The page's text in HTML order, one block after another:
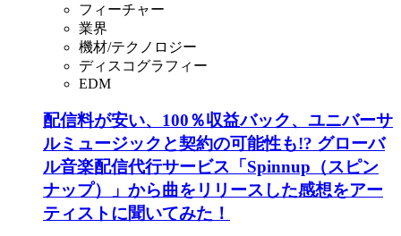
フィーチャー
業界
機材/テクノロジー
ディスコグラフィー
EDM
配信料が安い、100％収益バック、ユニバーサ
ルミュージックと契約の可能性も!? グローバ
ル音楽配信代行サービス「Spinnup（スピン
ナップ）」から曲をリリースした感想をアー
ティストに聞いてみた！